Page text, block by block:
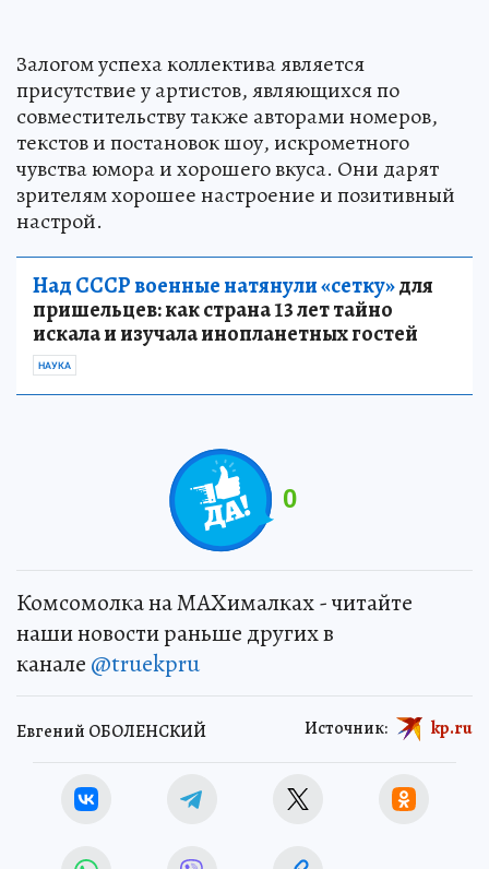
Залогом успеха коллектива является
присутствие у артистов, являющихся по
совместительству также авторами номеров,
текстов и постановок шоу, искрометного
чувства юмора и хорошего вкуса. Они дарят
зрителям хорошее настроение и позитивный
настрой.
Над СССР военные натянули «сетку»для
пришельцев: как страна 13 лет тайно
искала и изучала инопланетных гостей
НАУКА
0
Комсомолка на MAXималках - читайте
наши новости раньше других в
канале @truekpru
Евгений ОБОЛЕНСКИЙ Источник: kp.ru